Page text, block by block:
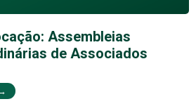
Assembleias
de Associados